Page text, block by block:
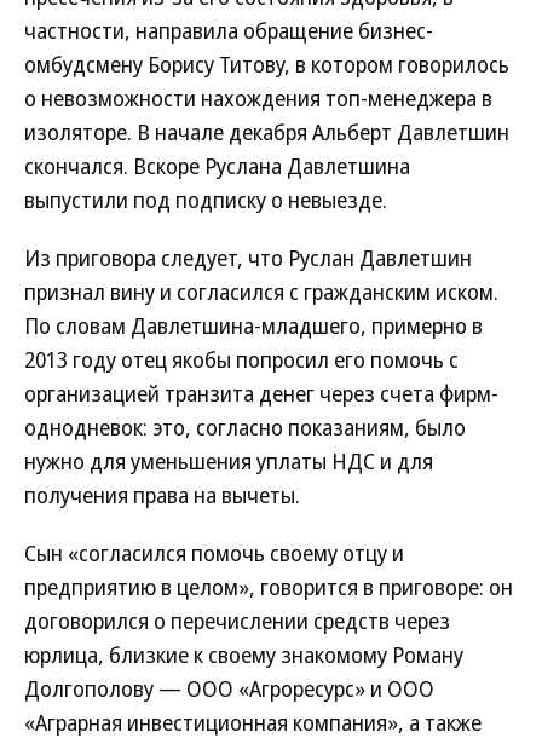
частности, направила обращение бизнес-
омбудсмену Борису Титову, в котором говорилось
о невозможности нахождения топ-менеджера в
изоляторе. В начале декабря Альберт Давлетшин
скончался. Вскоре Руслана Давлетшина
выпустили под подписку о невыезде.
Из приговора следует, что Руслан Давлетшин
признал вину и согласился с гражданским иском.
По словам Давлетшина-младшего, примерно в
2013 году отец якобы попросил его помочь с
организацией транзита денег через счета фирм-
однодневок: это, согласно показаниям, было
нужно для уменьшения уплаты НДС и для
получения права на вычеты.
Сын «согласился помочь своему отцу и
предприятию в целом», говорится в приговоре: он
договорился о перечислении средств через
юрлица, близкие к своему знакомому Роману
Долгополову — ООО «Агроресурс» и ООО
«Аграрная инвестиционная компания», а также